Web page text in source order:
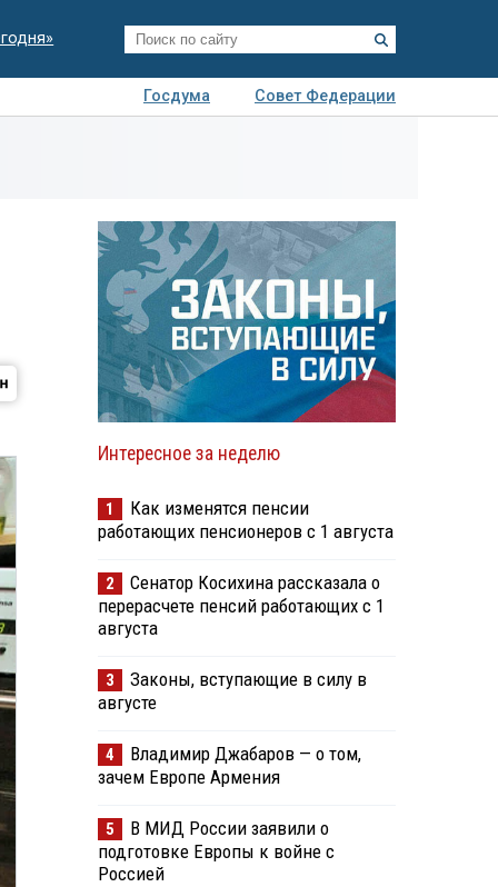
Госдума
Совет Федерации
Интересное за неделю
1
Как изменятся пенсии
работающих пенсионеров с 1 августа
2
Сенатор Косихина рассказала о
перерасчете пенсий работающих с 1
августа
3
Законы, вступающие в силу в
августе
4
Владимир Джабаров — о том,
зачем Европе Армения
5
В МИД России заявили о
подготовке Европы к войне с
Россией